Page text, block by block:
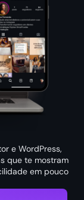
e WordPress,
que te mostram
em pouco